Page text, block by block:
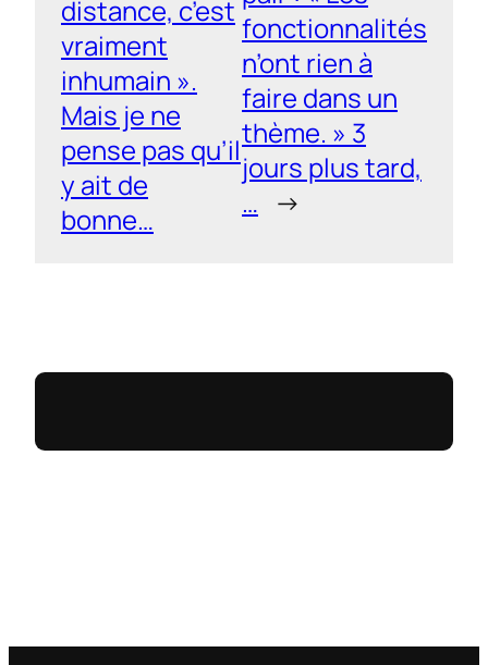
distance, c’est
vraiment
inhumain ».
Mais je ne
pense pas qu’il
y ait de
bonne…
fonctionnalités
n’ont rien à
faire dans un
thème. » 3
jours plus tard,
… →